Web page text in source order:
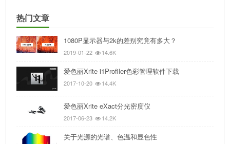
热门文章
1080P显示器与2k的差别究竟有多大？
2019-01-22 14.6K
爱色丽Xrite i1Profiler色彩管理软件下载
2017-10-20 14.4K
爱色丽Xrite eXact分光密度仪
2017-06-23 14.2K
关于光源的光谱、色温和显色性